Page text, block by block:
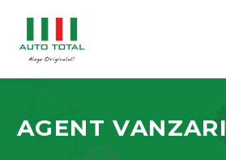
AGENT VANZARI